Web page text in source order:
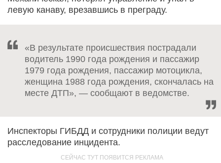
левую канаву, врезавшись в преграду.
«В результате происшествия пострадали
водитель 1990 года рождения и пассажир
1979 года рождения, пассажир мотоцикла,
женщина 1988 года рождения, скончалась на
месте ДТП», — сообщают в ведомстве.
Инспекторы ГИБДД и сотрудники полиции ведут
расследование инцидента.